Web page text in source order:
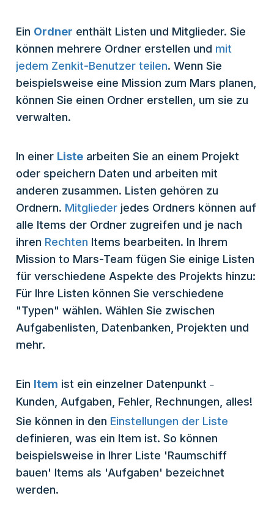
Ein Ordner enthält Listen und Mitglieder. Sie
können mehrere Ordner erstellen und mit
jedem Zenkit-Benutzer teilen. Wenn Sie
beispielsweise eine Mission zum Mars planen,
können Sie einen Ordner erstellen, um sie zu
verwalten.
In einer Liste arbeiten Sie an einem Projekt
oder speichern Daten und arbeiten mit
anderen zusammen. Listen gehören zu
Ordnern. Mitglieder jedes Ordners können auf
alle Items der Ordner zugreifen und je nach
ihren Rechten Items bearbeiten. In Ihrem
Mission to Mars-Team fügen Sie einige Listen
für verschiedene Aspekte des Projekts hinzu:
Für Ihre Listen können Sie verschiedene
"Typen" wählen. Wählen Sie zwischen
Aufgabenlisten, Datenbanken, Projekten und
mehr.
Ein Item ist ein einzelner Datenpunkt –
Kunden, Aufgaben, Fehler, Rechnungen, alles!
Sie können in den Einstellungen der Liste
definieren, was ein Item ist. So können
beispielsweise in Ihrer Liste 'Raumschiff
bauen' Items als 'Aufgaben' bezeichnet
werden.